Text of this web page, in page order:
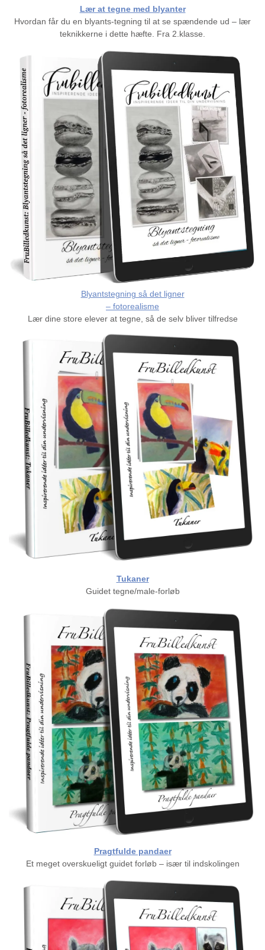
Lær at tegne med blyanter
Hvordan får du en blyants-tegning til at se spændende ud – lær
teknikkerne i dette hæfte. Fra 2.klasse.
Blyantstegning så det ligner
– fotorealisme
Lær dine store elever at tegne, så de selv bliver tilfredse
Tukaner
Guidet tegne/male-forløb
Pragtfulde pandaer
Et meget overskueligt guidet forløb – især til indskolingen